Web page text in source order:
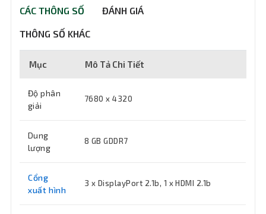
CÁC THÔNG SỐ ĐÁNH GIÁ
THÔNG SỐ KHÁC
Mục Mô Tả Chi Tiết
Độ phân
giải
7680 x 4320
Dung
lượng
8 GB GDDR7
Cổng
xuất hình
3 x DisplayPort 2.1b, 1 x HDMI 2.1b